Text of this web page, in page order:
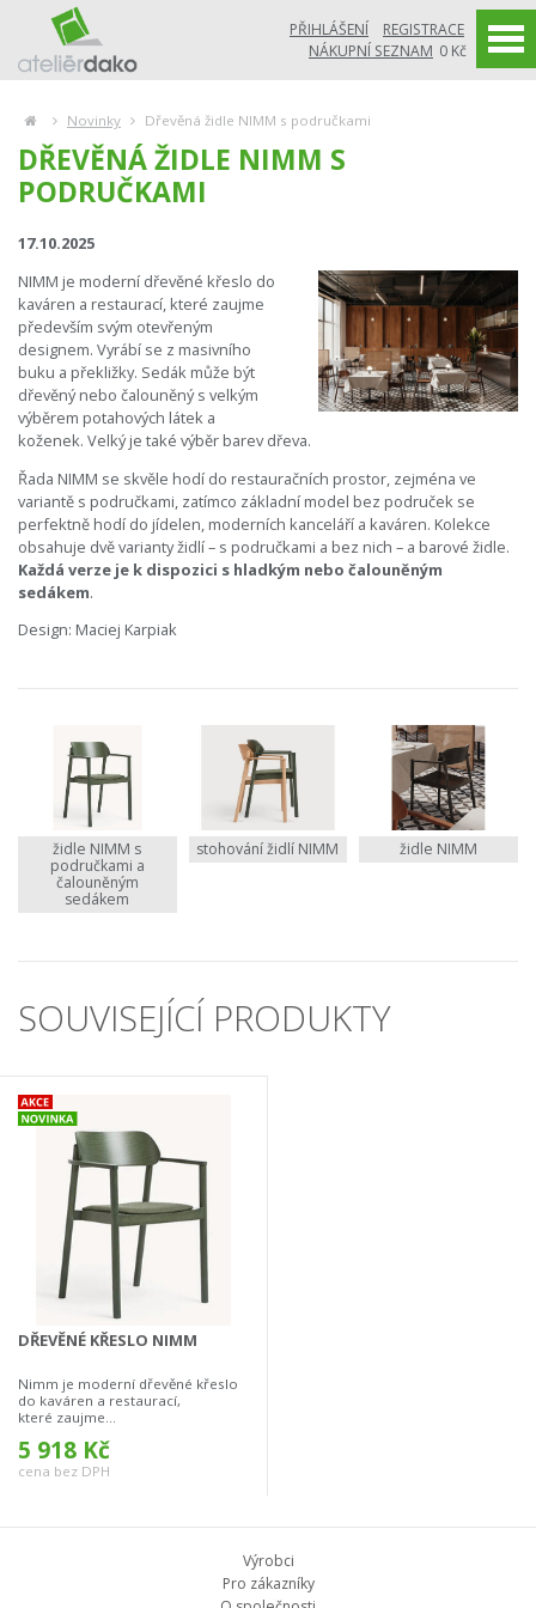
PŘIHLÁŠENÍ
REGISTRACE
NÁKUPNÍ SEZNAM 0 Kč
Novinky Dřevěná židle NIMM s područkami
DŘEVĚNÁ ŽIDLE NIMM S
PODRUČKAMI
17.10.2025
NIMM je moderní dřevěné křeslo do
kaváren a restaurací, které zaujme
především svým otevřeným
designem. Vyrábí se z masivního
buku a překližky. Sedák může být
dřevěný nebo čalouněný s velkým
výběrem potahových látek a
koženek. Velký je také výběr barev dřeva.
Řada NIMM se skvěle hodí do restauračních prostor, zejména ve
variantě s područkami, zatímco základní model bez područek se
perfektně hodí do jídelen, moderních kanceláří a kaváren. Kolekce
obsahuje dvě varianty židlí – s područkami a bez nich – a barové židle.
Každá verze je k dispozici s hladkým nebo čalouněným
sedákem.
Design: Maciej Karpiak
židle NIMM s
područkami a
čalouněným
sedákem
stohování židlí NIMM židle NIMM
SOUVISEJÍCÍ PRODUKTY
DŘEVĚNÉ KŘESLO NIMM
Nimm je moderní dřevěné křeslo
do kaváren a restaurací,
které zaujme...
5 918 Kč
cena bez DPH
Výrobci
Pro zákazníky